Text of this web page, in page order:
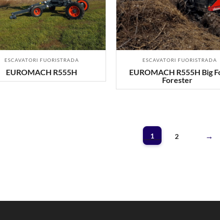
ESCAVATORI FUORISTRADA
EUROMACH R555H
ESCAVATORI FUORISTRADA
EUROMACH R555H Big
Forester
1 2